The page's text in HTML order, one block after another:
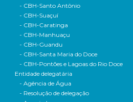
- CBH-Santo Antônio
- CBH-Suaçuí
- CBH-Caratinga
- CBH-Manhuaçu
- CBH-Guandu
- CBH-Santa Maria do Doce
- CBH-Pontões e Lagoas do Rio Doce
Entidade delegatária
- Agência de Água
- Resolução de delegação